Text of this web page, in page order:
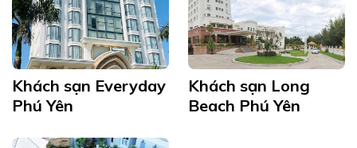
Khách sạn Everyday
Phú Yên
Khách sạn Long
Beach Phú Yên